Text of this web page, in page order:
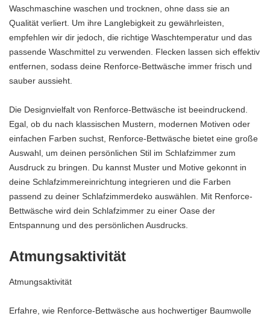
Waschmaschine waschen und trocknen, ohne dass sie an
Qualität verliert. Um ihre Langlebigkeit zu gewährleisten,
empfehlen wir dir jedoch, die richtige Waschtemperatur und das
passende Waschmittel zu verwenden. Flecken lassen sich effektiv
entfernen, sodass deine Renforce-Bettwäsche immer frisch und
sauber aussieht.
Die Designvielfalt von Renforce-Bettwäsche ist beeindruckend.
Egal, ob du nach klassischen Mustern, modernen Motiven oder
einfachen Farben suchst, Renforce-Bettwäsche bietet eine große
Auswahl, um deinen persönlichen Stil im Schlafzimmer zum
Ausdruck zu bringen. Du kannst Muster und Motive gekonnt in
deine Schlafzimmereinrichtung integrieren und die Farben
passend zu deiner Schlafzimmerdeko auswählen. Mit Renforce-
Bettwäsche wird dein Schlafzimmer zu einer Oase der
Entspannung und des persönlichen Ausdrucks.
Atmungsaktivität
Atmungsaktivität
Erfahre, wie Renforce-Bettwäsche aus hochwertiger Baumwolle